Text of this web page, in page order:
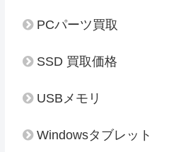
PCパーツ買取
SSD 買取価格
USBメモリ
Windowsタブレット